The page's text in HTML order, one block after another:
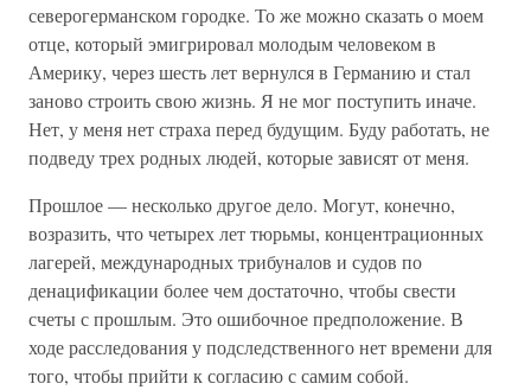
северогерманском городке. То же можно сказать о моем
отце, который эмигрировал молодым человеком в
Америку, через шесть лет вернулся в Германию и стал
заново строить свою жизнь. Я не мог поступить иначе.
Нет, у меня нет страха перед будущим. Буду работать, не
подведу трех родных людей, которые зависят от меня.
Прошлое — несколько другое дело. Могут, конечно,
возразить, что четырех лет тюрьмы, концентрационных
лагерей, международных трибуналов и судов по
денацификации более чем достаточно, чтобы свести
счеты с прошлым. Это ошибочное предположение. В
ходе расследования у подследственного нет времени для
того, чтобы прийти к согласию с самим собой.